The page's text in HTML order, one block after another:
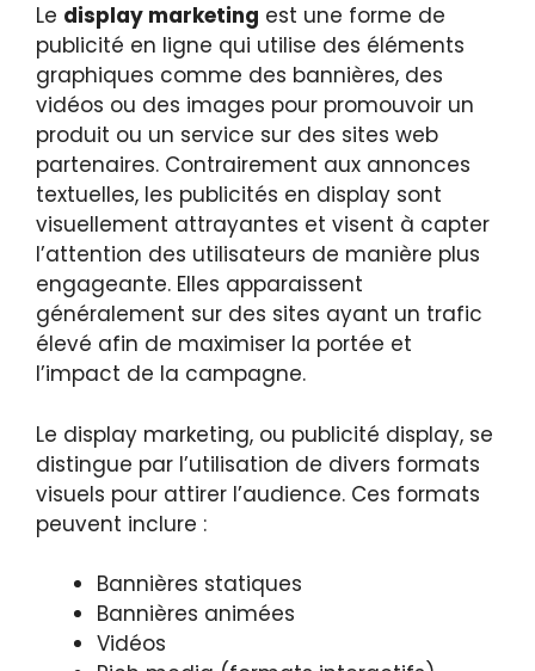
Le display marketing est une forme de
publicité en ligne qui utilise des éléments
graphiques comme des bannières, des
vidéos ou des images pour promouvoir un
produit ou un service sur des sites web
partenaires. Contrairement aux annonces
textuelles, les publicités en display sont
visuellement attrayantes et visent à capter
l’attention des utilisateurs de manière plus
engageante. Elles apparaissent
généralement sur des sites ayant un trafic
élevé afin de maximiser la portée et
l’impact de la campagne.
Le display marketing, ou publicité display, se
distingue par l’utilisation de divers formats
visuels pour attirer l’audience. Ces formats
peuvent inclure :
Bannières statiques
Bannières animées
Vidéos